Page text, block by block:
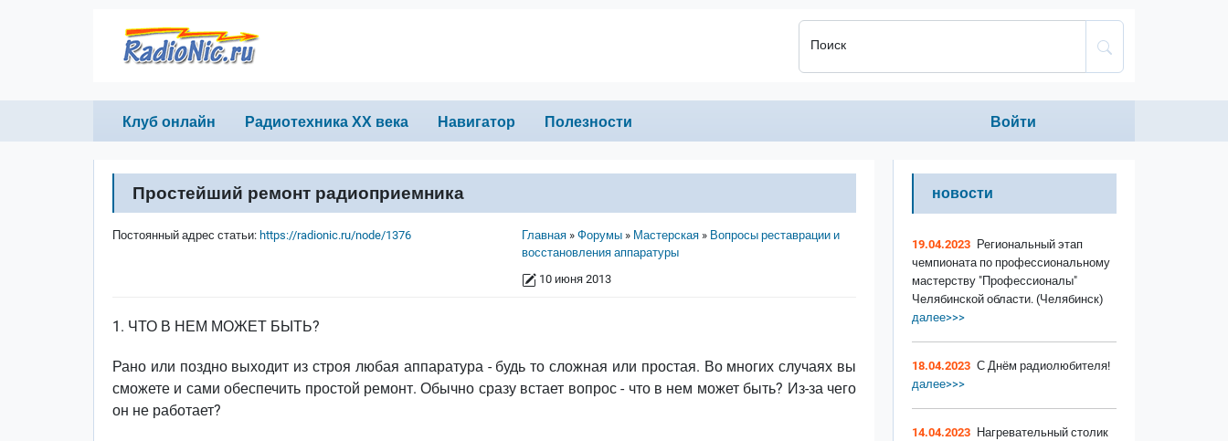
Поиск
Primary links
Клуб онлайн Радиотехника ХХ века Навигатор Полезности
Anonumous menu
Войти
Простейший ремонт радиоприемника
Строка навигации
Главная Форумы Мастерская
Вопросы реставрации и
восстановления аппаратуры
10 июня 2013
Постоянный адрес статьи: https://radionic.ru/node/1376
1. ЧТО В НЕМ МОЖЕТ БЫТЬ?
Рано или поздно выходит из строя любая аппаратура - будь то сложная или простая. Во многих случаях вы
сможете и сами обеспечить простой ремонт. Обычно сразу встает вопрос - что в нем может быть? Из-за чего
он не работает?
новости
19.04.2023 Региональный этап
чемпионата по профессиональному
мастерству "Профессионалы"
Челябинской области. (Челябинск)
далее>>>
18.04.2023 С Днём радиолюбителя!
далее>>>
14.04.2023 Нагревательный столик